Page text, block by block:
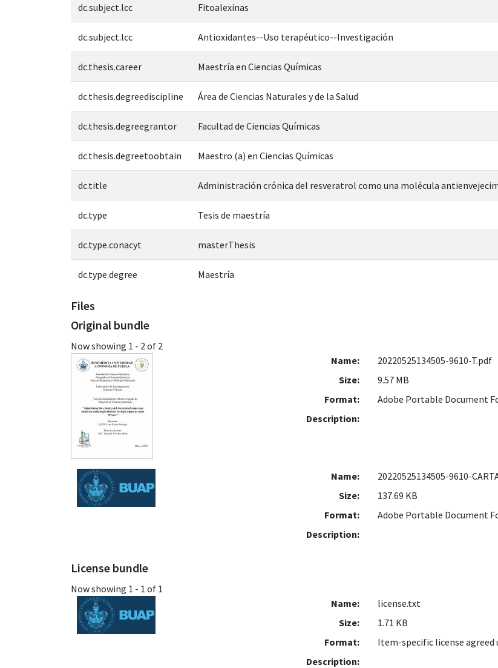
dc.subject.lcc Fitoalexinas
dc.subject.lcc Antioxidantes--Uso terapéutico--Investigación
dc.thesis.career Maestría en Ciencias Químicas
dc.thesis.degreediscipline Área de Ciencias Naturales y de la Salud
dc.thesis.degreegrantor Facultad de Ciencias Químicas
dc.thesis.degreetoobtain Maestro (a) en Ciencias Químicas
dc.title Administración crónica del resveratrol como una molécula
dc.type Tesis de maestría
dc.type.conacyt masterThesis
dc.type.degree Maestría
Files
Original bundle
Now showing 1 - 2 of 2
Name:
20220525134505-9610-T.pdf
Size:
9.57 MB
Format:
Adobe Portable Document
Description:
Name:
20220525134505-9610-
Size:
137.69 KB
Format:
Adobe Portable Document
Description:
License bundle
Now showing 1 - 1 of 1
Name:
license.txt
Size:
1.71 KB
Format:
Item-specific license agreed
Description: